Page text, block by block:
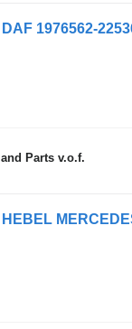
Parts v.o.f.